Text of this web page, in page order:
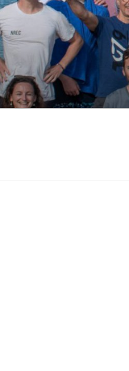
Aller
au
contenu
principal